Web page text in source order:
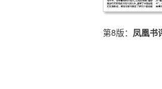
第8版： 凤凰书